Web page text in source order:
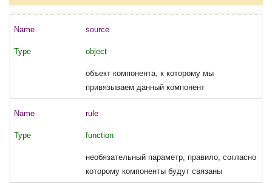
source
object
объект компонента, к которому мы
привязываем данный компонент
rule
function
необязательный параметр, правило, согласно
которому компоненты будут связаны